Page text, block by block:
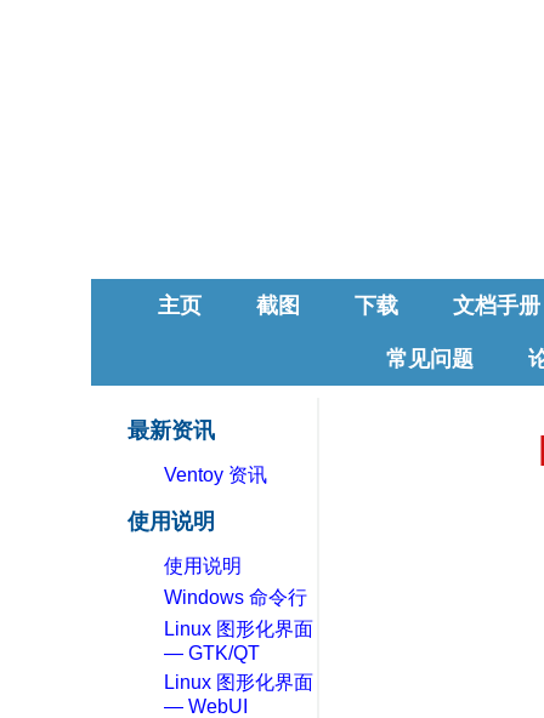
主页 截图 下载 文档手册
常见问题
最新资讯
Ventoy 资讯
使用说明
使用说明
Windows 命令行
Linux 图形化界面
— GTK/QT
Linux 图形化界面
— WebUI